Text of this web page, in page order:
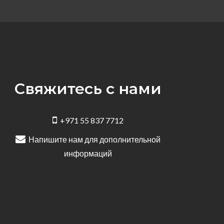
Свяжитесь с нами
+971 55 837 7712
Напишите нам для дополнительной
информаций